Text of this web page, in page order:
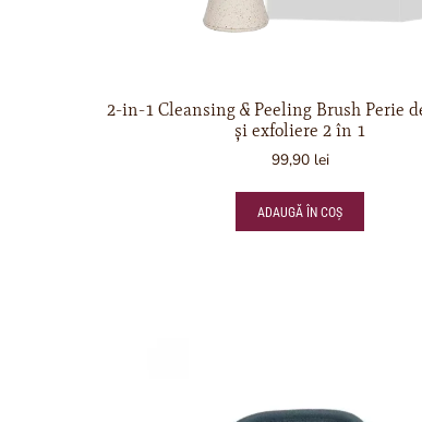
2-in-1 Cleansing & Peeling Brush Perie
și exfoliere 2 în 1
99,90 lei
ADAUGĂ ÎN COȘ